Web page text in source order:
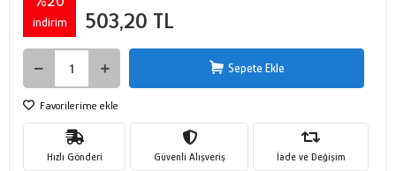
indirim 503,20 TL
Sepete Ekle
Favorilerime ekle
Hızlı Gönderi Güvenli Alışveriş İade ve Değişim